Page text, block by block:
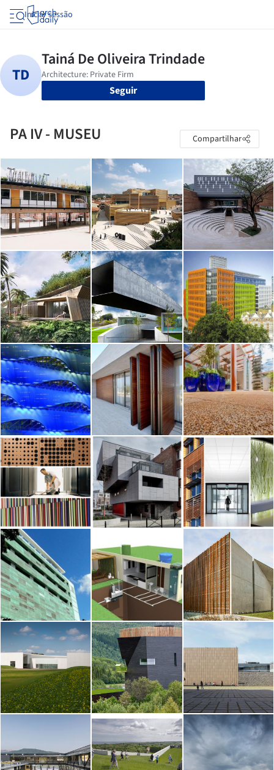
Iniciar sessão
Seguir
PA IV - MUSEU Compartilhar